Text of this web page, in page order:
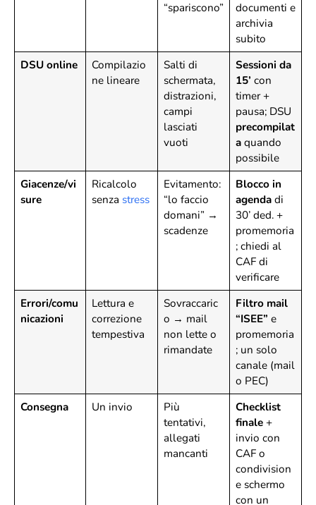
“spariscono”
documenti e
archivia
subito
DSU online
Compilazio
ne lineare
Salti di
schermata,
distrazioni,
campi
lasciati
vuoti
Sessioni da
15’ con
timer +
pausa; DSU
precompilat
aquando
possibile
Giacenze/vi
sure
Ricalcolo
senza stress
Evitamento:
“lo faccio
domani” →
scadenze
Blocco in
agendadi
30’ ded. +
promemoria
; chiedi al
CAF di
verificare
Errori/comu
nicazioni
Lettura e
correzione
tempestiva
Sovraccaric
o → mail
non lette o
rimandate
Filtro mail
“ISEE” e
promemoria
; un solo
canale (mail
o PEC)
Consegna
Un invio
Più
tentativi,
allegati
mancanti
Checklist
finale+
invio con
CAF o
condivision
e schermo
con un